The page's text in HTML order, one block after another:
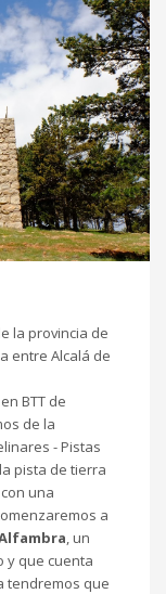
la provincia de
entre Alcalá de
BTT de
de la
- Pistas
pista de tierra
una
a
, un
y que cuenta
tendremos que